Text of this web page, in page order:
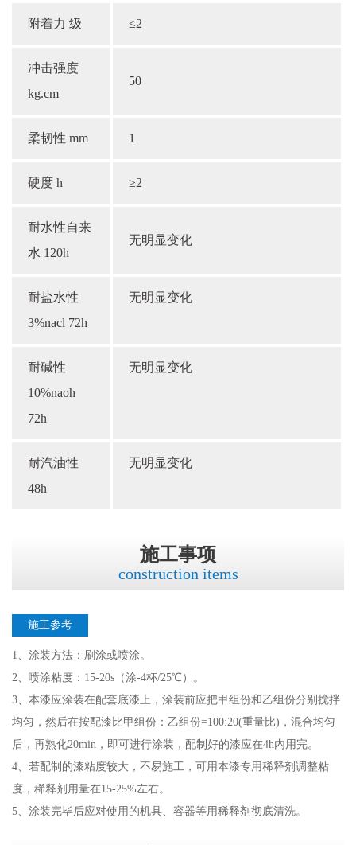
附着力 级 ≤2
冲击强度
kg.cm
50
柔韧性 mm 1
硬度 h ≥2
耐水性自来
水 120h
无明显变化
耐盐水性
3%nacl 72h
无明显变化
耐碱性
10%naoh
72h
无明显变化
耐汽油性
48h
无明显变化
施工事项
construction items
施工参考
1、涂装方法：刷涂或喷涂。
2、喷涂粘度：15-20s（涂-4杯/25℃）。
3、本漆应涂装在配套底漆上，涂装前应把甲组份和乙组份分别搅拌
均匀，然后在按配漆比甲组份：乙组份=100:20(重量比)，混合均匀
后，再熟化20min，即可进行涂装，配制好的漆应在4h内用完。
4、若配制的漆粘度较大，不易施工，可用本漆专用稀释剂调整粘
度，稀释剂用量在15-25%左右。
5、涂装完毕后应对使用的机具、容器等用稀释剂彻底清洗。